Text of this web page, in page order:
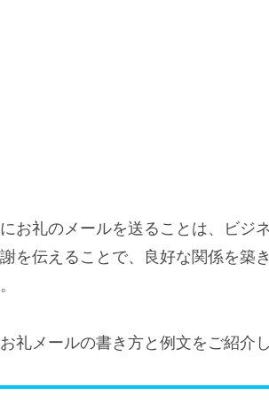
お礼のメールを送ることは、ビジ
を伝えることで、良好な関係を築
礼メールの書き方と例文をご紹介し